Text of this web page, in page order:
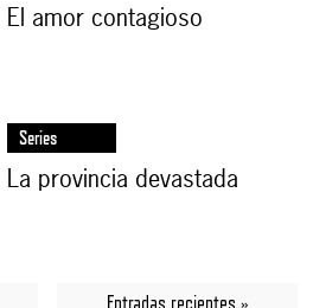
El amor contagioso
Series
La provincia devastada